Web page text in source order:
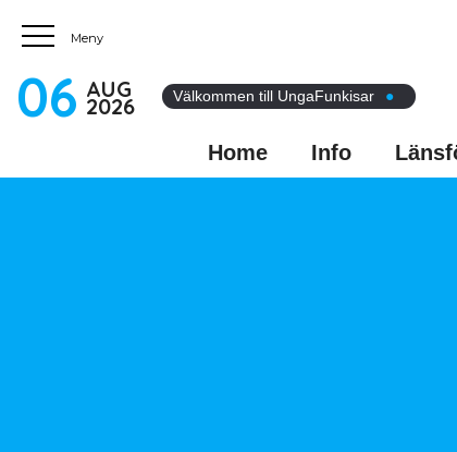
06 AUG
2026 Välkommen till UngaFunkisar ●
Home Info